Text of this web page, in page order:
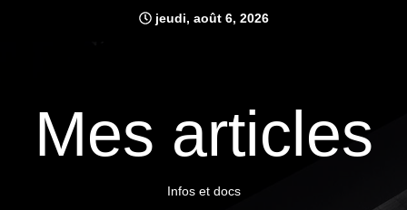
jeudi, août 6, 2026
Mes articles
Infos et docs